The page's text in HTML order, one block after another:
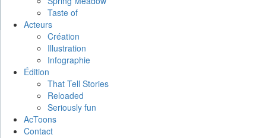
Taste of
Acteurs
Création
Illustration
Infographie
Édition
That Tell Stories
Reloaded
Seriously fun
AcToons
Contact